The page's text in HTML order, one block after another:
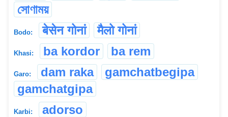
সোণাময়
Bodo: बेसेन गोनां मैलो गोनां
Khasi: ba kordor ba rem
Garo: dam raka
gamchatbegipa
gamchatgipa
Karbi: adorso